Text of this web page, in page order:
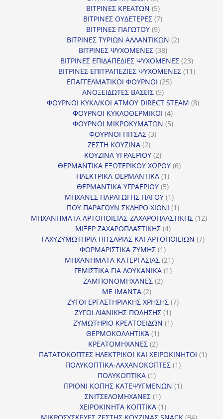
προϊόντα
ΒΙΤΡΙΝΕΣ ΚΡΕΑΤΩΝ 55
προϊόντα
ΒΙΤΡΙΝΕΣ ΟΥΔΕΤΕΡΕΣ 77
ΒΙΤΡΙΝΕΣ ΠΑΓΩΤΟΥ 99
προϊόντα
ΒΙΤΡΙΝΕΣ ΤΥΡΙΩΝ ΑΛΛΑΝΤΙΚΩΝ 22
ΒΙΤΡΙΝΕΣ ΨΥΧΟΜΕΝΕΣ 3838
προϊόντα
ΒΙΤΡΙΝΕΣ ΕΠΙΔΑΠΕΔΙΕΣ ΨΥΧΟΜΕΝΕΣ 2323
προϊόντα
ΒΙΤΡΙΝΕΣ ΕΠΙΤΡΑΠΕΖΙΕΣ ΨΥΧΟΜΕΝΕΣ 1111
ΕΠΑΓΓΕΛΜΑΤΙΚΟΙ ΦΟΥΡΝΟΙ 2525
ΑΝΟΞΕΙΔΩΤΕΣ ΒΑΣΕΙΣ 55
προϊόντα
ΦΟΥΡΝΟΙ ΚΥΚΛ/ΚΟΙ ΑΤΜΟΥ DIRECT STEAM 88
ΦΟΥΡΝΟΙ ΚΥΚΛΟΘΕΡΜΙΚΟΙ 44
προϊόντα
ΦΟΥΡΝΟΙ ΜΙΚΡΟΚΥΜΑΤΩΝ 55
ΦΟΥΡΝΟΙ ΠΙΤΣΑΣ 33
ΖΕΣΤΗ ΚΟΥΖΙΝΑ 22
προϊόντα
ΚΟΥΖΙΝΑ ΥΓΡΑΕΡΙΟΥ 22
προϊόντα
ΘΕΡΜΑΝΤΙΚΑ ΕΞΩΤΕΡΙΚΟΥ ΧΩΡΟΥ 66
ΗΛΕΚΤΡΙΚΑ ΘΕΡΜΑΝΤΙΚΑ 11
προϊόν
ΘΕΡΜΑΝΤΙΚΑ ΥΓΡΑΕΡΙΟΥ 55
προϊόντα
ΜΗΧΑΝΕΣ ΠΑΡΑΓΩΓΗΣ ΠΑΓΟΥ 11
προϊόν
ΠΟΥ ΠΑΡΑΓΟΥΝ ΣΚΛΗΡΟ ΧΙΟΝΙ 11
προϊόν
ΜΗΧΑΝΗΜΑΤΑ ΑΡΤΟΠΟΙΕΙΑΣ-ΖΑΧΑΡΟΠΛΑΣΤΙΚΗΣ 1212
ΜΙΞΕΡ ΖΑΧΑΡΟΠΛΑΣΤΙΚΗΣ 44
προϊόντα
ΤΑΧΥΖΥΜΩΤΗΡΙΑ ΠΙΤΣΑΡΙΑΣ ΚΑΙ ΑΡΤΟΠΟΙΕΙΩΝ 77
ΦΟΡΜΑΡΙΣΤΙΚΑ ΖΥΜΗΣ 11
προϊόν
ΜΗΧΑΝΗΜΑΤΑ ΚΑΤΕΡΓΑΣΙΑΣ 2121
προϊόντα
ΓΕΜΙΣΤΙΚΑ ΓΙΑ ΛΟΥΚΑΝΙΚΑ 11
ΖΑΜΠΟΝΟΜΗΧΑΝΕΣ 22
ΜΕ ΙΜΑΝΤΑ 22
προϊόντα
ΖΥΓΟΙ ΕΡΓΑΣΤΗΡΙΑΚΗΣ ΧΡΗΣΗΣ 77
ΖΥΓΟΙ ΛΙΑΝΙΚΗΣ ΠΩΛΗΣΗΣ 11
προϊόν
ΖΥΜΩΤΗΡΙΟ ΚΡΕΑΤΟΕΙΔΩΝ 11
ΘΕΡΜΟΚΟΛΛΗΤΙΚΆ 11
προϊόν
ΚΡΕΑΤΟΜΗΧΑΝΕΣ 22
προϊόντα
ΠΑΤΑΤΟΚΟΠΤΕΣ ΗΛΕΚΤΡΙΚΟΙ ΚΑΙ ΧΕΙΡΟΚΙΝΗΤΟΙ 11
ΠΟΛΥΚΟΠΤΙΚΑ-ΛΑΧΑΝΟΚΟΠΤΕΣ 11
ΠΟΛΥΚΟΠΤΙΚΑ 11
προϊόν
ΠΡΙΟΝΙ ΚΟΠΗΣ ΚΑΤΕΨΥΓΜΕΝΩΝ 11
ΣΝΙΤΣΕΛΟΜΗΧΑΝΕΣ 11
προϊόν
ΧΕΙΡΟΚΙΝΗΤΑ ΚΟΠΤΙΚΑ 11
προϊόν
84